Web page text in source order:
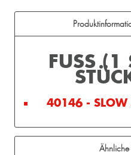
FUSS (1
40146 - SLOW
Ähnliche